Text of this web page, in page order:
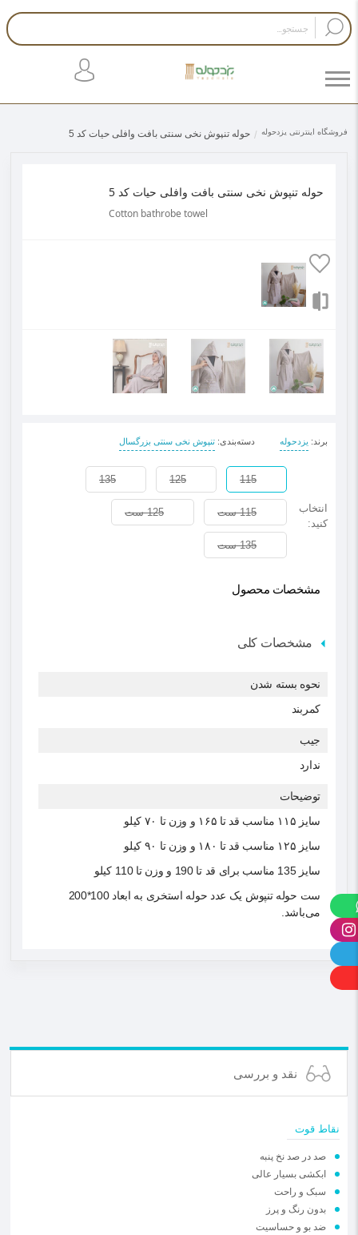
فروشگاه اینترنتی یزدحوله حوله تنپوش نخی سنتی بافت وافلی حیات کد 5
حوله تنپوش نخی سنتی بافت وافلی حیات کد 5
Cotton bathrobe towel
برند : یزدحوله دسته‌بندی: تنپوش نخی سنتی بزرگسال
انتخاب
کنید:
115
125
135
115 ست 125 ست
135 ست
مشخصات محصول
مشخصات کلی
نحوه بسته شدن
کمربند
جیب
ندارد
توضیحات
سایز ۱۱۵ مناسب قد تا ۱۶۵ و وزن تا ۷۰ کیلو
سایز ۱۲۵ مناسب قد تا ۱۸۰ و وزن تا ۹۰ کیلو
سایز 135 مناسب برای قد تا 190 و وزن تا 110 کیلو
ست حوله تنپوش یک عدد حوله استخری به ابعاد 100*200
می‌باشد.
نقد و بررسی
نقاط قوت
صد در صد نخ پنبه
️ابکشی بسیار عالی
️سبک و راحت
️بدون‌ رنگ و پرز
️ضد بو و حساسیت